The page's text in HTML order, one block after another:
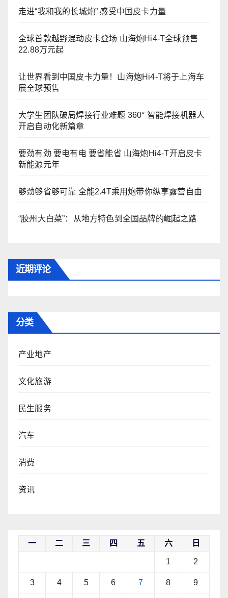
走进“我和我的长城炮” 感受中国皮卡力量
全球首款越野混动皮卡登场 山海炮Hi4-T全球预售
22.88万元起
让世界看到中国皮卡力量！山海炮Hi4-T将于上海车
展全球预售
大学生团队破局焊接行业难题 360° 智能焊接机器人
开启自动化新篇章
要劲有劲 要电有电 要省能省 山海炮Hi4-T开启皮卡
新能源元年
够劲够省够可靠 全能2.4T乘用炮带你纵享露营自由
“胶州大白菜”：从地方特色到全国品牌的崛起之路
近期评论
分类
产业地产
文化旅游
民生服务
汽车
消费
资讯
一 二 三 四 五 六 日
1 2
3 4 5 6 7 8 9